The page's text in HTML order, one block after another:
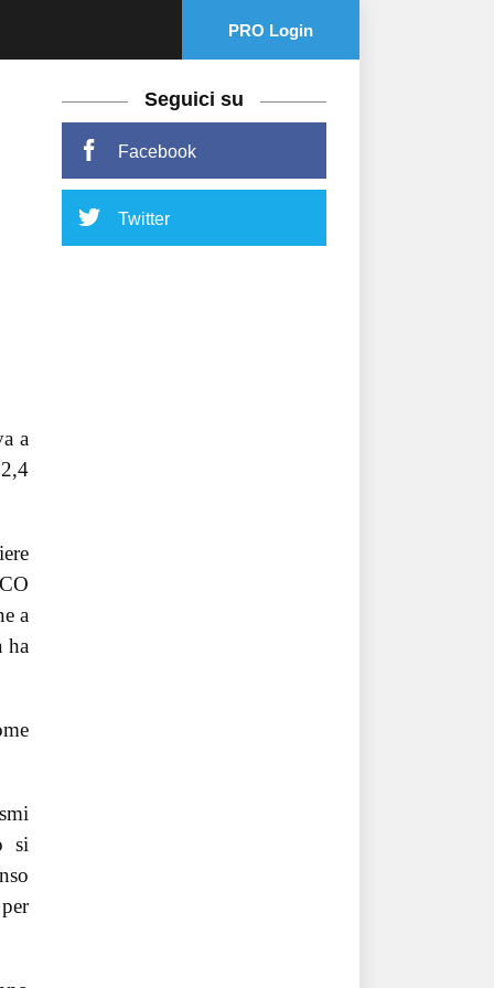
PRO Login
a
a
ha
si
Seguici su
Facebook
Twitter